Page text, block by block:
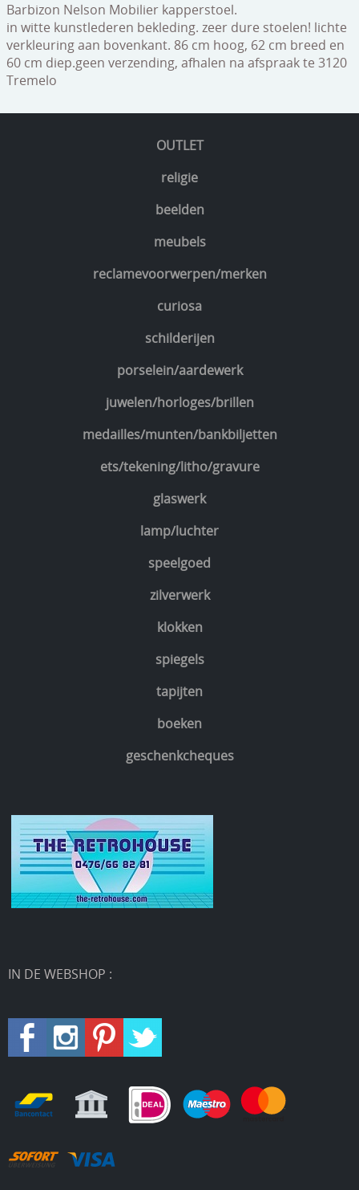
OUTLET
religie
beelden
meubels
reclamevoorwerpen/merken
curiosa
schilderijen
porselein/aardewerk
juwelen/horloges/brillen
medailles/munten/bankbiljetten
ets/tekening/litho/gravure
glaswerk
lamp/luchter
speelgoed
zilverwerk
klokken
spiegels
tapijten
boeken
geschenkcheques
IN DE WEBSHOP :
Barbizon Nelson Mobilier kapperstoel.
in witte kunstlederen bekleding. zeer dure stoelen! lichte
verkleuring aan bovenkant. 86 cm hoog, 62 cm breed en
60 cm diep.geen verzending, afhalen na afspraak te 3120
Tremelo